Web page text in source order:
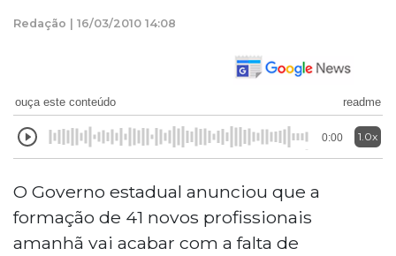
Redação | 16/03/2010 14:08
ouça este conteúdo readme
0:00 1.0x
O Governo estadual anunciou que a
formação de 41 novos profissionais
amanhã vai acabar com a falta de